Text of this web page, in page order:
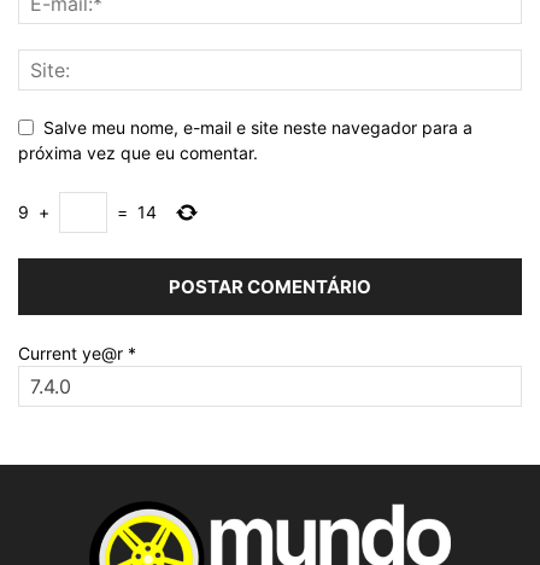
Salve meu nome, e-mail e site neste navegador para a
próxima vez que eu comentar.
9 + = 14
Current ye@r *